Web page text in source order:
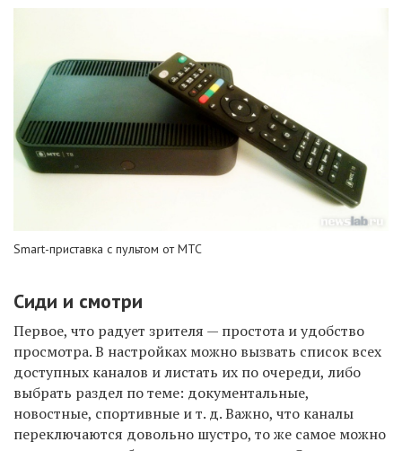
Smart-приставка с пультом от МТС
Сиди и смотри
Первое, что радует зрителя — простота и удобство
просмотра. В настройках можно вызвать список всех
доступных каналов и листать их по очереди, либо
выбрать раздел по теме: документальные,
новостные, спортивные и т. д. Важно, что каналы
переключаются довольно шустро, то же самое можно